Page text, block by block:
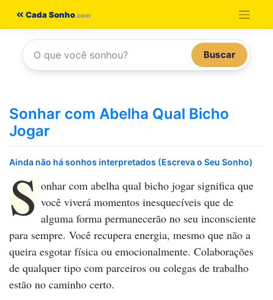
conteúdo
Cada Sonho
Buscar
Sonhar com Abelha Qual Bicho
Jogar
Ainda não há sonhos interpretados (Escreva o Seu Sonho)
S onhar com abelha qual bicho jogar significa que
você viverá momentos inesquecíveis que de
alguma forma permanecerão no seu inconsciente
para sempre. Você recupera energia, mesmo que não a
queira esgotar física ou emocionalmente. Colaborações
de qualquer tipo com parceiros ou colegas de trabalho
estão no caminho certo.